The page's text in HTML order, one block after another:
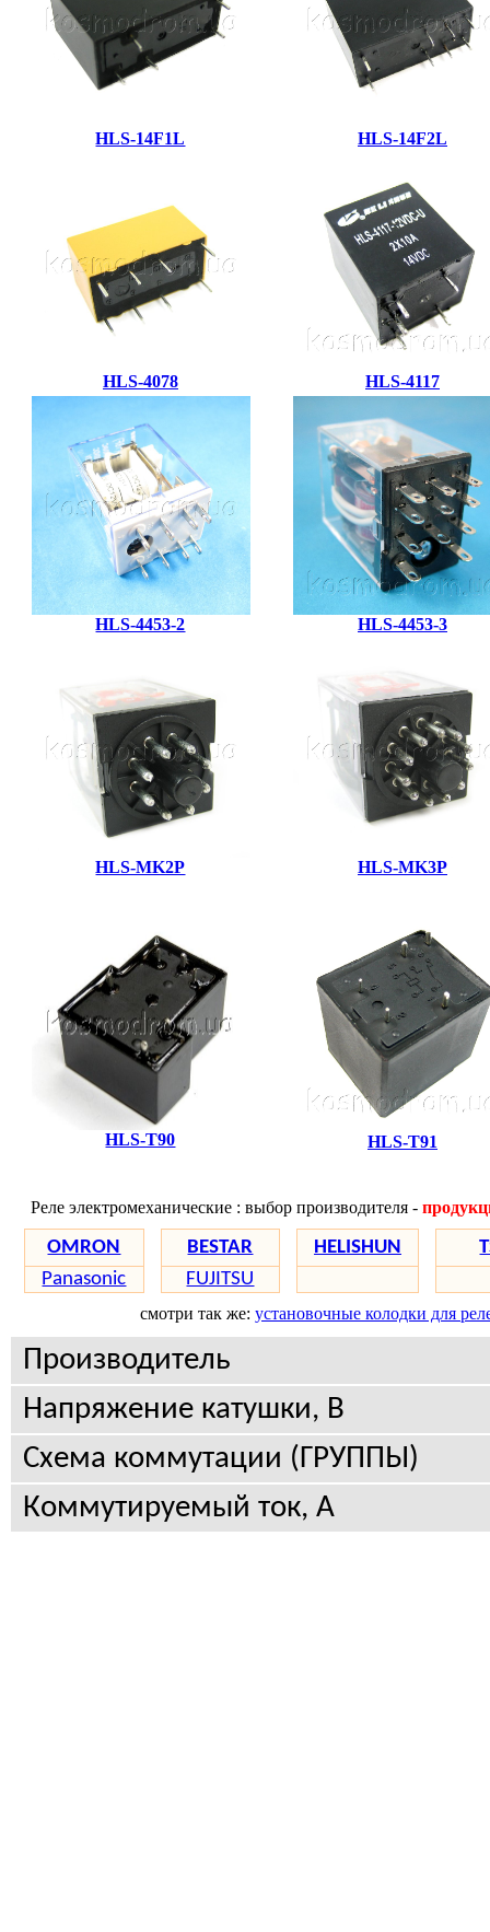
HLS-14F1L HLS-14F2L
HLS-4078 HLS-4117
HLS-4453-2 HLS-4453-3
HLS-MK2P HLS-MK3P
HLS-T90 HLS-T91
Реле электромеханические : выбор производителя -
OMRON BESTAR HELISHUN
Panasonic
FUJITSU
смотри так же: установочные колодки для
Производитель
Напряжение катушки, В
Схема коммутации (ГРУППЫ)
Коммутируемый ток, А